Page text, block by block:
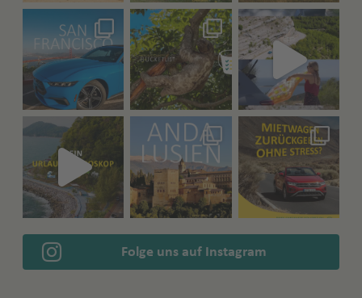
Folge uns auf Instagram